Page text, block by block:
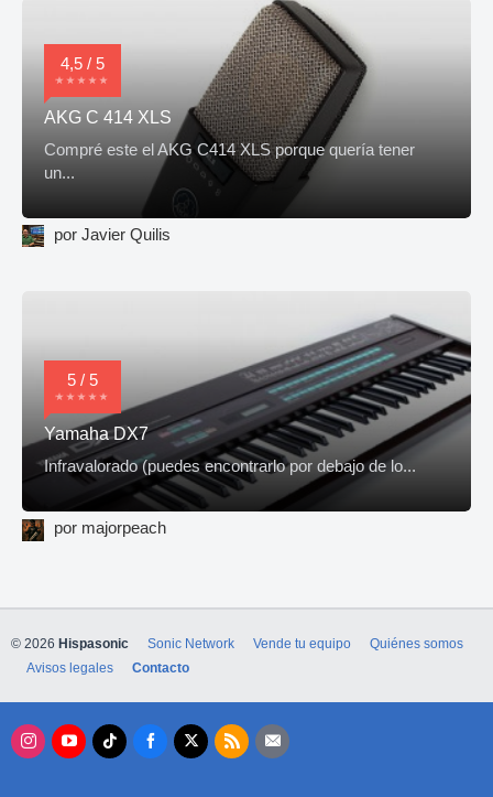
4,5 / 5
AKG C 414 XLS
Compré este el AKG C414 XLS porque quería tener
un...
por Javier Quilis
5 / 5
Yamaha DX7
Infravalorado (puedes encontrarlo por debajo de lo...
por majorpeach
© 2026 Hispasonic Sonic Network Vende tu equipo
Quiénes somos
Avisos legales
Contacto